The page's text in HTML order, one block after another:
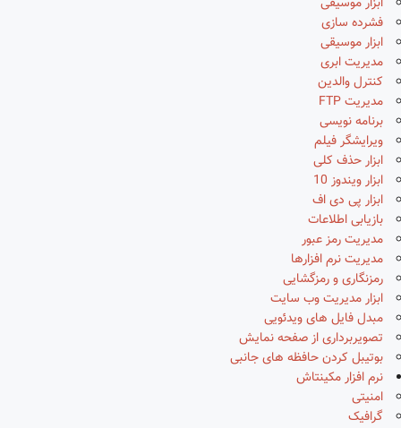
فشرده سازی
ابزار موسیقی
مدیریت ابری
کنترل والدین
مدیریت FTP
برنامه نویسی
ویرایشگر فیلم
ابزار حذف کلی
ابزار ویندوز 10
ابزار پی دی اف
بازیابی اطلاعات
مدیریت رمز عبور
مدیریت نرم افزارها
رمزنگاری و رمزگشایی
ابزار مدیریت وب سایت
مبدل فایل های ویدئویی
تصویربرداری از صفحه نمایش
بوتیبل کردن حافظه های جانبی
نرم افزار مکینتاش
امنیتی
گرافیک